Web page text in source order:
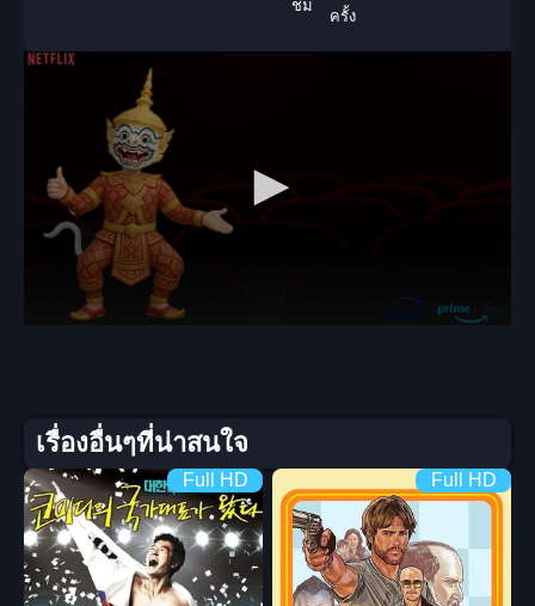
ชม
ครั้ง
เรื่องอื่นๆที่น่าสนใจ
Full HD Full HD